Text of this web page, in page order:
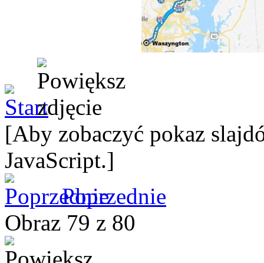
[Aby zobaczyć pokaz
JavaScript.]
Poprzednie
Obraz 79 z 80